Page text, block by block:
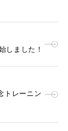
しました！
トレーニン